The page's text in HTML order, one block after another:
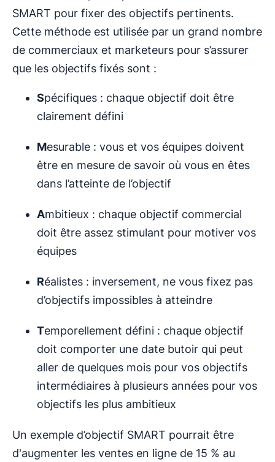
SMART pour fixer des objectifs pertinents.
Cette méthode est utilisée par un grand nombre
de commerciaux et marketeurs pour s’assurer
que les objectifs fixés sont :
Spécifiques : chaque objectif doit être
clairement défini
Mesurable : vous et vos équipes doivent
être en mesure de savoir où vous en êtes
dans l’atteinte de l’objectif
Ambitieux : chaque objectif commercial
doit être assez stimulant pour motiver vos
équipes
Réalistes : inversement, ne vous fixez pas
d’objectifs impossibles à atteindre
Temporellement défini : chaque objectif
doit comporter une date butoir qui peut
aller de quelques mois pour vos objectifs
intermédiaires à plusieurs années pour vos
objectifs les plus ambitieux
Un exemple d’objectif SMART pourrait être
d'augmenter les ventes en ligne de 15 % au